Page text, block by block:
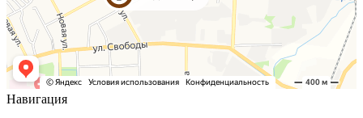
Навигация